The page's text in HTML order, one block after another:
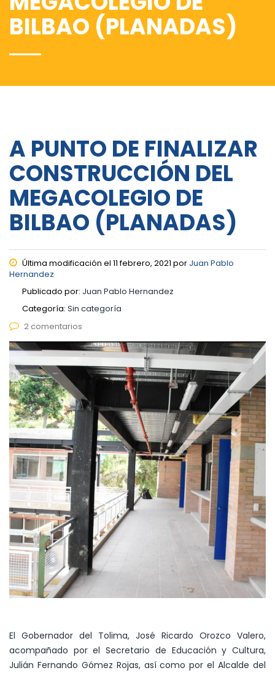
BILBAO (PLANADAS)
A PUNTO DE FINALIZAR
CONSTRUCCIÓN DEL
MEGACOLEGIO DE
BILBAO (PLANADAS)
Última modificación el 11 febrero, 2021 por Juan Pablo
Hernandez
Publicado por: Juan Pablo Hernandez
Categoría: Sin categoría
2 comentarios
El Gobernador del Tolima, José Ricardo Orozco Valero,
acompañado por el Secretario de Educación y Cultura,
Julián Fernando Gómez Rojas, así como por el Alcalde del